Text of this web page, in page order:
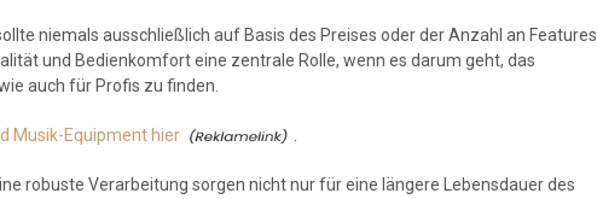
niemals ausschließlich auf Basis des Preises oder der Anzahl an Features
und Bedienkomfort eine zentrale Rolle, wenn es darum geht, das
auch für Profis zu finden.
Musik-Equipment hier
robuste Verarbeitung sorgen nicht nur für eine längere Lebensdauer des